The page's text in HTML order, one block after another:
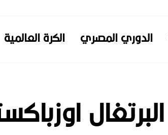
الدوري المصري الكرة العالمية
البرتغال